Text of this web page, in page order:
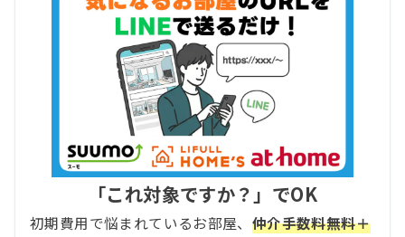
「これ対象ですか？」でOK
初期費用で悩まれているお部屋、 仲介手数料無料＋